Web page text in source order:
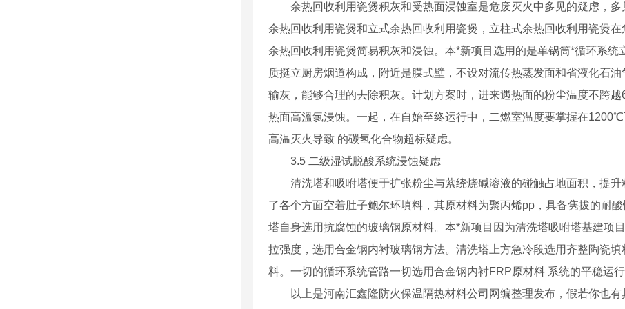
余热回收利用瓷煲积灰和受热面浸蚀室是危废灭火中多见的疑虑，多
余热回收利用瓷煲和立式余热回收利用瓷煲，立柱式余热回收利用瓷煲
余热回收利用瓷煲简易积灰和浸蚀。本*新项目选用的是单锅筒*循环系
质挺立厨房烟道构成，附近是膜式壁，不设对流传热蒸发面和省液化石
输灰，能够合理的去除积灰。计划方案时，进来遇热面的粉尘温度不跨
热面高溫氯浸蚀。一起，在自始至终运行中，二燃室温度要掌握在
高温灭火导致 的碳氢化合物超标疑虑。
3.5 二级湿试脱酸系统浸蚀疑虑
清洗塔和吸咐塔便于扩张粉尘与萦绕烧碱溶液的碰触占地面积，提升
了各个方面空着肚子鲍尔环填料，其原材料为聚丙烯pp，具备隽拔的耐
塔自身选用抗腐蚀的玻璃钢原材料。本*新项目因为清洗塔吸咐塔基建项
拉强度，选用合金钢内衬玻璃钢方法。清洗塔上方急冷段选用齐整陶瓷
料。一切的循环系统管路一切选用合金钢内衬FRP原材料 系统的平稳运行
以上是河南汇鑫隆防火保温隔热材料公司网编整理发布，假若你也有